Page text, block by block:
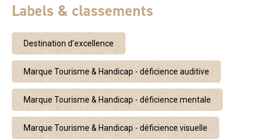
formation sollicitera votre attention et ce d'autant plus que
proximité de la sortie, vous pourrez observer la
représentation d'un chantier de fouilles préhistoriques
montrant des objets et ossements du Néolithique et de
l'Age du bronze. De là, un petit train, vous ramènera à
l'accueil par un chemin traversant la garrigue. Sentier
Découverte - La balade de 35 minutes se déroule sur un
parcours ombragé, accessible partiellement aux
poussettes. Son accès est libre. INSOLITE Une nuit en
Labels & classements
Destination d’excellence
Marque Tourisme & Handicap - déficience auditive
Marque Tourisme & Handicap - déficience mentale
Marque Tourisme & Handicap - déficience visuelle